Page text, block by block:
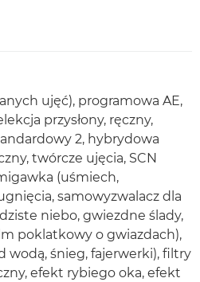
ujęć), programowa AE,
przysłony, ręczny,
2, hybrydowa
twórcze ujęcia, SCN
(uśmiech,
samowyzwalacz dla
niebo, gwiezdne ślady,
poklatkowy o gwiazdach),
wodą, śnieg, fajerwerki), filtry
efekt rybiego oka, efekt